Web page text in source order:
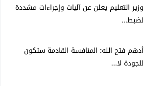
وزير التعليم يعلن عن آليات وإجراءات مشددة
لضبط...
أدهم فتح الله: المنافسة القادمة ستكون
للجودة لا...